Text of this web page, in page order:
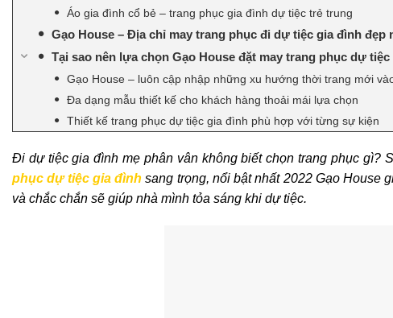
Áo gia đình cổ bẻ – trang phục gia đình dự tiệc trẻ trung
Gạo House – Địa chỉ may trang phục đi dự tiệc gia đình
Tại sao nên lựa chọn Gạo House đặt may trang phục dự
Gạo House – luôn cập nhập những xu hướng thời trang mới
Đa dạng mẫu thiết kế cho khách hàng thoải mái lựa chọn
Thiết kế trang phục dự tiệc gia đình phù hợp với từng sự kiện
Đi dự tiệc gia đình mẹ phân vân không biết chọn trang phục gì?
phục dự tiệc gia đình sang trọng, nổi bật nhất 2022 Gạo House
và chắc chắn sẽ giúp nhà mình tỏa sáng khi dự tiệc.